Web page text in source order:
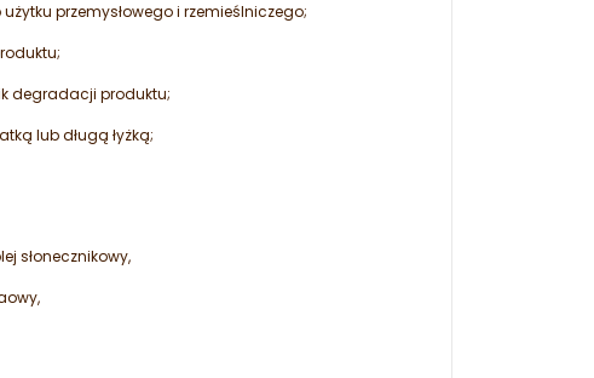
przemysłowego i rzemieślniczego;
degradacji produktu;
lub długą łyżką;
słonecznikowy,